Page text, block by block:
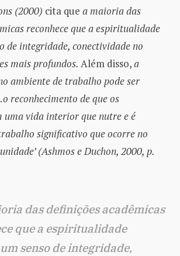
(2000) cita que a maioria das
reconhece que a espiritualidade
de integridade, conectividade no
mais profundos. Além disso,a
ambiente de trabalho pode ser
reconhecimento de que os
uma vida interior que nutre e é
significativo que ocorre no
(Ashmos e Duchon, 2000, p.
das definições acadêmicas
que a espiritualidade
senso de integridade,